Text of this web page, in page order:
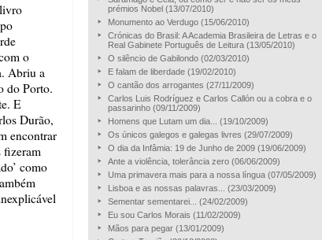
o
Abriu a
do Porto.
E
Durão,
encontrar
fizeram
como
prémios Nobel (13/07/2010)
Monumento ao Verdugo (15/06/2010)
Crónicas do Brasil: A Academia Brasileira de Letras e o
Real Gabinete Português de Leitura (13/05/2010)
O silêncio de Gabilondo (02/03/2010)
E falam de liberdade (19/02/2010)
O cantão dos arrogantes (27/11/2009)
Carlos Luis Rodríguez e Carlos Callón ou a cobra e o
passarinho (09/11/2009)
Homens que Lutam um dia...
(19/10/2009)
Os únicos galegos e galegas livres (29/07/2009)
O dia da Infâmia: 19 de Junho de 2009 (19/06/2009)
Ante a violência, tolerância zero (06/06/2009)
Uma primavera mais para a nossa língua (07/05/2009)
Lisboa e as nossas palavras...
(23/03/2009)
Sementar sementarei...
(24/02/2009)
Eu sou Carlos Morais (11/02/2009)
Mãos para pegar (13/01/2009)